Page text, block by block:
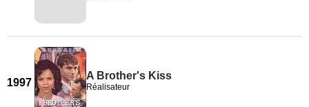
1997
A Brother's Kiss
Réalisateur